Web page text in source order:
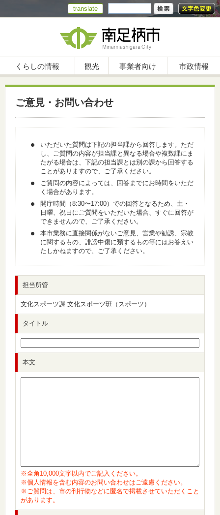
translate
くらしの情報 観光 事業者向け 市政情報
ご意見・お問い合わせ
いただいた質問は下記の担当課から回答します。ただ
し、ご質問の内容が担当課と異なる場合や複数課にま
たがる場合は、下記の担当課とは別の課から回答する
ことがありますので、ご了承ください。
ご質問の内容によっては、回答までにお時間をいただ
く場合があります。
開庁時間（8:30〜17:00）での回答となるため、土・
日曜、祝日にご質問をいただいた場合、すぐに回答が
できませんので、ご了承ください。
本市業務に直接関係がないご意見、営業や勧誘、宗教
に関するもの、誹謗中傷に類するもの等にはお答えい
たしかねますので、ご了承ください。
担当所管
文化スポーツ課 文化スポーツ班（スポーツ）
タイトル
本文
※全角10,000文字以内でご記入ください。
※個人情報を含む内容のお問い合わせはご遠慮ください。
※ご質問は、市の刊行物などに匿名で掲載させていただくこと
があります。